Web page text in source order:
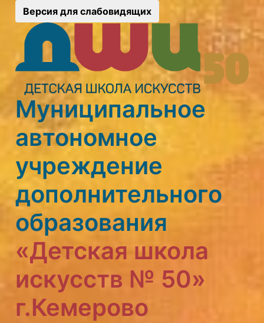
Версия для слабовидящих
Муниципальное
автономное
учреждение
дополнительного
образования
«Детская школа
искусств № 50»
г.Кемерово